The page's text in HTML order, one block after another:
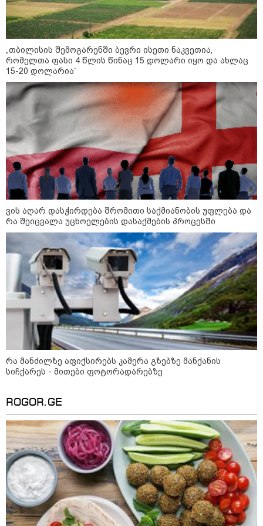
09:19 / 06-08-2026
"რუსეთისთვის სირთულეს არ
წარმოადგენს საბოტაჟის
მოწყობა, გვაფრთხილებს -
"ენგურჰესი" რუსების ირიბი
კონტროლის ქვეშაა" -
17:55 / 05-08-2026
"უკვე 5 წელია ვუძლებ ციხის
მძიმე პირობებს, იზოლაციას,
გავუძელი წამებას, მოწამვლას,
ორმხრივ ლანძღვას და
შეურაცხყოფას..." - რას წერია
მიხილ სააკაშვილის
მიმართვაში, რომელიც პარტიის
ყრილობაზე დამსწრე
საზოგადოებას გააცნეს?
17:07 / 05-08-2026
"ნაციონალური მოძრაობის“
მმართველობითი საბჭოს
ხელმძღვანელი ირაკლი
ფავლენიშვილი გახდა
კატეგორიის ყველა სიახლე
კატეგორიები
„თბილისის შემოგარენში ბევრი ისეთი ნაკვეთია,
რომელთა ფასი 4 წლის წინაც 15 დოლარი იყო და ახლაც
15-20 დოლარია“
ვის აღარ დასჭირდება შრომითი საქმიანობის უფლება და
რა შეიცვალა უცხოელების დასაქმების პროცესში
რა მანძილზე აფიქსირებს კამერა გზებზე მანქანის
სიჩქარეს - მითები ფოტორადარებზე
ROGOR.GE